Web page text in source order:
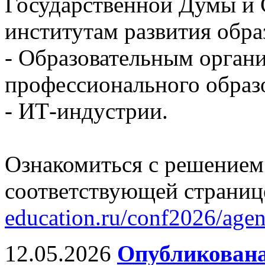
институтам развития
- Образовательным
профессионального
- ИТ-индустрии.
Ознакомиться с
соответствующей
education.ru/conf2026/
12.05.2026